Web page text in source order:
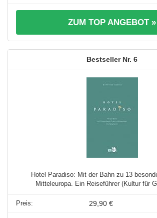
ZUM TOP ANGEBOT »
6
Hotel Paradiso: Mit der Bahn zu 13
Mitteleuropa. Ein Reiseführer (Kultur für
29,90 €